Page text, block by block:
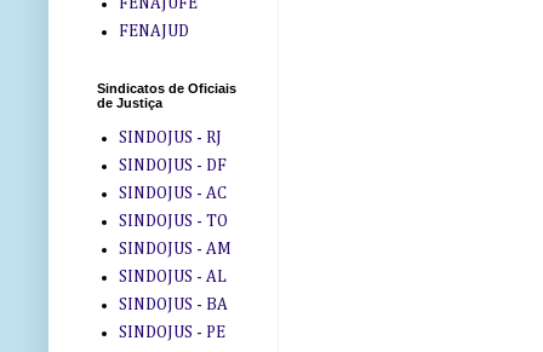
FENAJUFE
FENAJUD
Sindicatos de Oficiais
de Justiça
SINDOJUS - RJ
SINDOJUS - DF
SINDOJUS - AC
SINDOJUS - TO
SINDOJUS - AM
SINDOJUS - AL
SINDOJUS - BA
SINDOJUS - PE